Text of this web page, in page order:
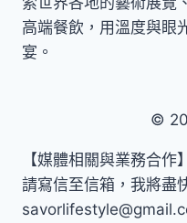
高端餐飲，用溫度與眼
宴。
©
【媒體相關與業務合作
請寫信至信箱，我將盡